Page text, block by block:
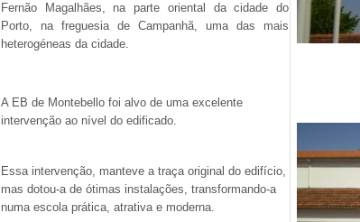
Fernão Magalhães, na parte oriental da cidade do
Porto, na freguesia de Campanhã, uma das mais
heterogéneas da cidade.
A EB de Montebello foi alvo de uma excelente
intervenção ao nível do edificado.
Essa intervenção, manteve a traça original do edifício,
mas dotou-a de ótimas instalações, transformando-a
numa escola prática, atrativa e moderna.